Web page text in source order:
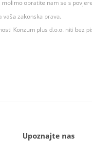
obratite nam se s
zakonska prava.
Konzum plus d.o.o. niti bez
Upoznajte nas